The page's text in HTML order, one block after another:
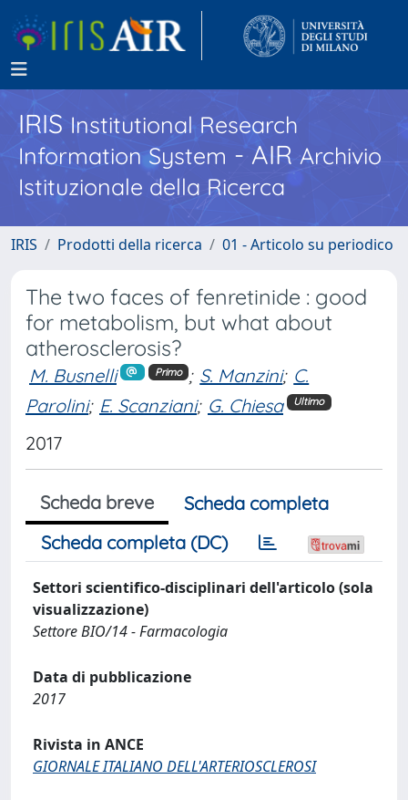
IRISInstitutional Research
Information System - AIR Archivio
Istituzionale della Ricerca
IRIS Prodotti della ricerca 01 - Articolo su periodico
The two faces of fenretinide : good
for metabolism, but what about
atherosclerosis?
M. Busnelli Primo ; S. Manzini; C.
Parolini; E. Scanziani; G. Chiesa Ultimo
2017
Scheda breve
Scheda completa
Scheda completa (DC)
Settori scientifico-disciplinari dell'articolo (sola
visualizzazione)
Settore BIO/14 - Farmacologia
Data di pubblicazione
2017
Rivista in ANCE
GIORNALE ITALIANO DELL'ARTERIOSCLEROSI